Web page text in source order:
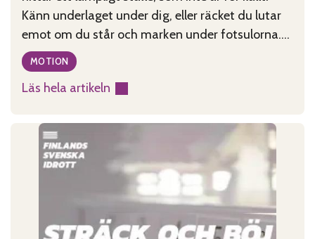
Känn underlaget under dig, eller räcket du lutar
emot om du står och marken under fotsulorna.
Använd alla sinnen. Titta på omgivningen.
Lyssna på ljuden du hör. Andas. Lukta på
dofterna omkring dig. Bara beskriv det du
MOTION
Läs hela artikeln
:
MOTIONSTIPS
Sinnenas
rum